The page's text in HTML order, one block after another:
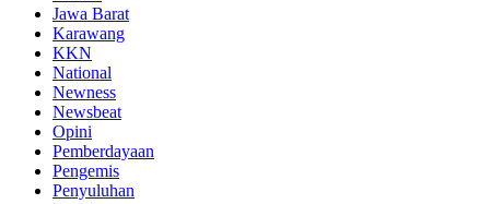
Jawa Barat
Karawang
KKN
National
Newness
Newsbeat
Opini
Pemberdayaan
Pengemis
Penyuluhan